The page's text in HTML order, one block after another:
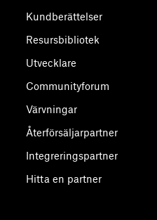
Kundberättelser
Resursbibliotek
Utvecklare
Communityforum
Värvningar
Återförsäljarpartner
Integreringspartner
Hitta en partner